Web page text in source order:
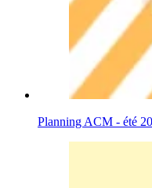
Planning ACM - été